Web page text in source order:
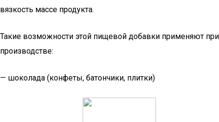
вязкость массе продукта.
Такие возможности этой пищевой добавки применяют при
производстве:
— шоколада (конфеты, батончики, плитки)